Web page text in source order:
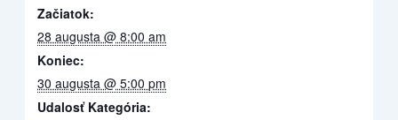
Začiatok:
28 augusta @ 8:00 am
Koniec:
30 augusta @ 5:00 pm
Udalosť Kategória: